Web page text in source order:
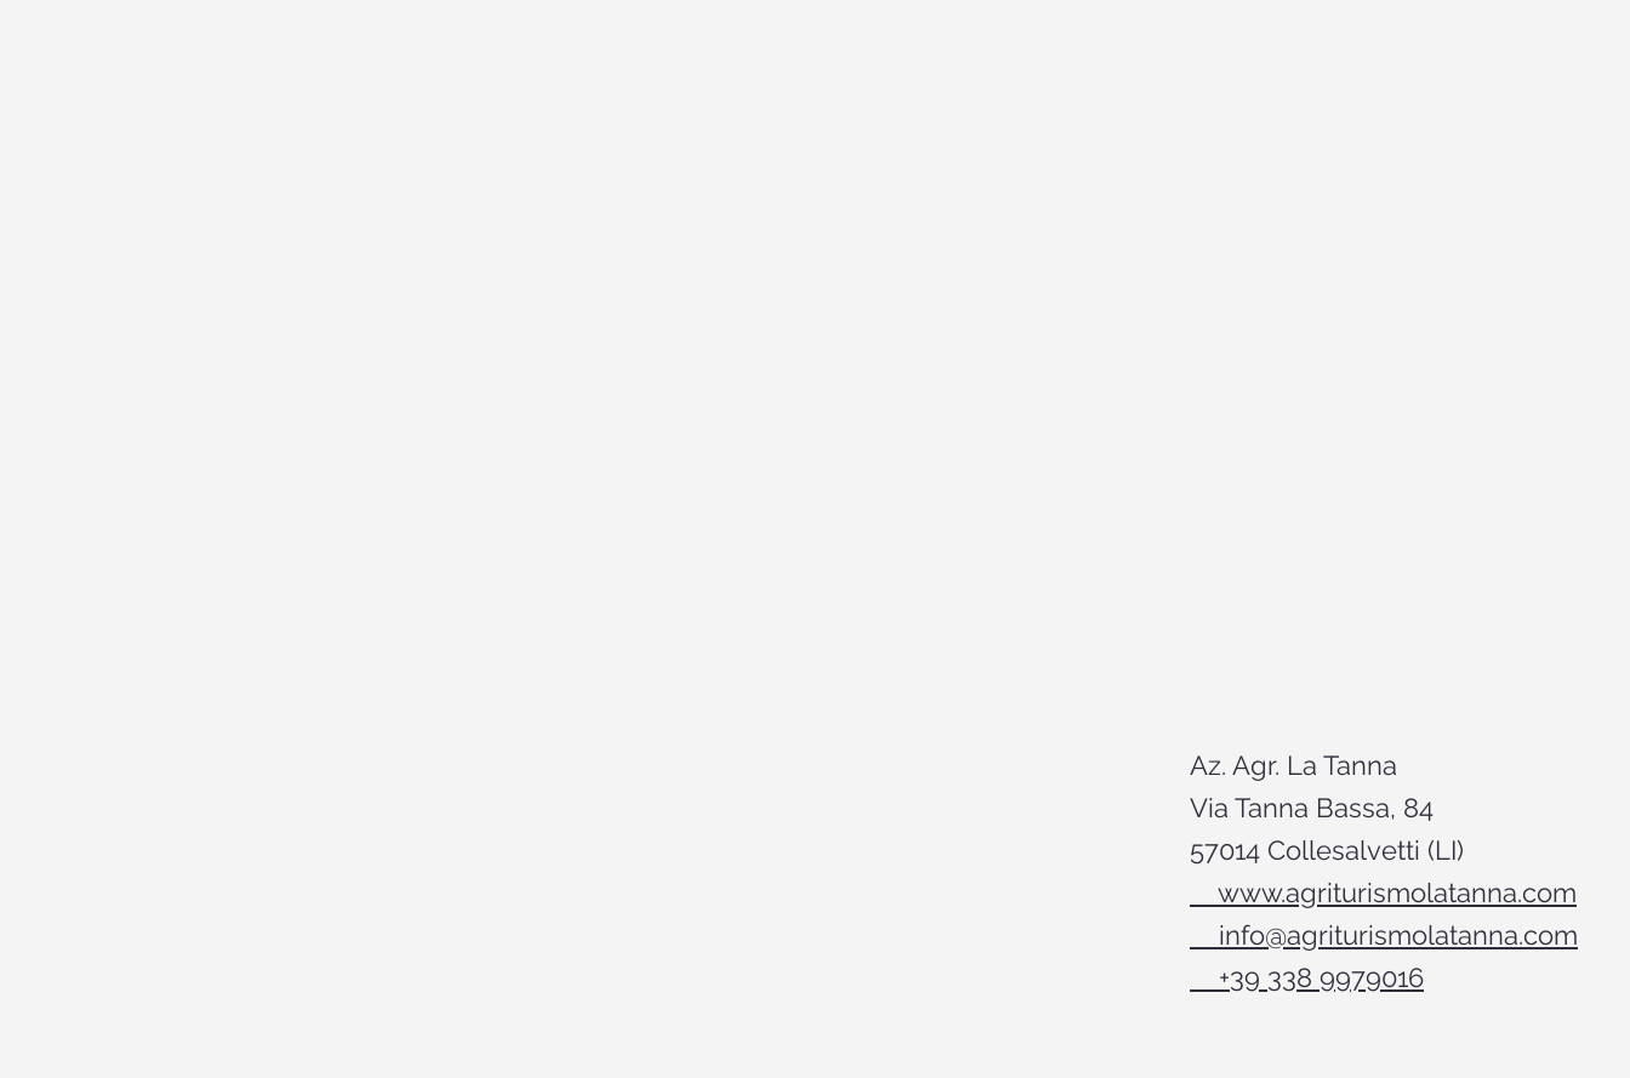
Az. Agr. La Tanna
Via Tanna Bassa, 84
57014 Collesalvetti (LI)
www.agriturismolatanna.com
info@agriturismolatanna.com
+39 338 9979016